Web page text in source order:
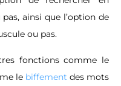
ainsi que l’option de
ou pas.
fonctions comme le
le biffement des mots